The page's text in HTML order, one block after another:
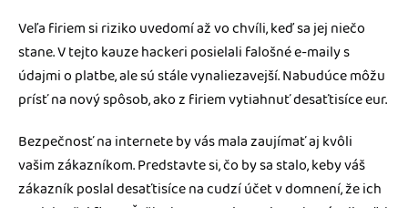
Veľa firiem si riziko uvedomí až vo chvíli, keď sa jej niečo
stane. V tejto kauze hackeri posielali falošné e-maily s
údajmi o platbe, ale sú stále vynaliezavejší. Nabudúce môžu
prísť na nový spôsob, ako z firiem vytiahnuť desaťtisíce eur.
Bezpečnosť na internete by vás mala zaujímať aj kvôli
vašim zákazníkom. Predstavte si, čo by sa stalo, keby váš
zákazník poslal desaťtisíce na cudzí účet v domnení, že ich